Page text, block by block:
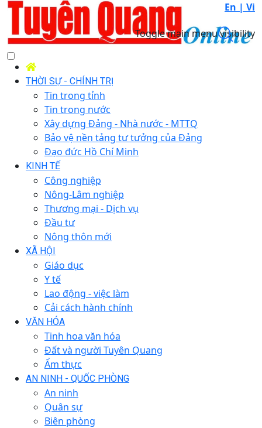
En | Vi
Toggle main menu visibility
THỜI SỰ - CHÍNH TRỊ
Tin trong tỉnh
Tin trong nước
Xây dựng Đảng - Nhà nước - MTTQ
Bảo vệ nền tảng tư tưởng của Đảng
Đạo đức Hồ Chí Minh
KINH TẾ
Công nghiệp
Nông-Lâm nghiệp
Thương mại - Dịch vụ
Đầu tư
Nông thôn mới
XÃ HỘI
Giáo dục
Y tế
Lao động - việc làm
Cải cách hành chính
VĂN HÓA
Tinh hoa văn hóa
Đất và người Tuyên Quang
Ẩm thực
AN NINH - QUỐC PHÒNG
An ninh
Quân sự
Biên phòng